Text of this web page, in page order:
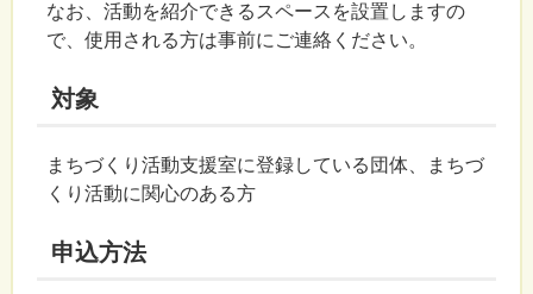
なお、活動を紹介できるスペースを設置しますの
で、使用される方は事前にご連絡ください。
対象
まちづくり活動支援室に登録している団体、まちづ
くり活動に関心のある方
申込方法